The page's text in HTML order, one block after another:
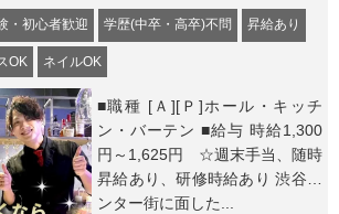
・初心者歓迎 学歴(中卒・高卒)不問 昇給あり
OK ネイルOK
■職種 [Ａ][Ｐ]ホール・キッチ
ン・バーテン ■給与 時給1,300
円～1,625円 ☆週末手当、随時
昇給あり、研修時給あり 渋谷セ
ンター街に面した...